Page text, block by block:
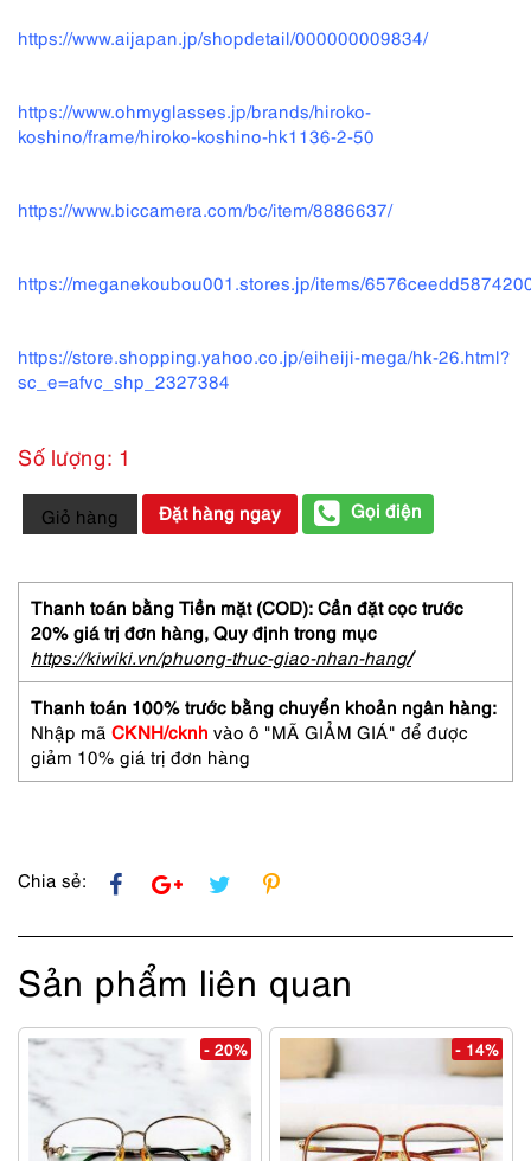
https://www.aijapan.jp/shopdetail/000000009834/
https://www.ohmyglasses.jp/brands/hiroko-
koshino/frame/hiroko-koshino-hk1136-2-50
https://www.biccamera.com/bc/item/8886637/
https://meganekoubou001.stores.jp/items/
https://store.shopping.yahoo.co.jp/eiheiji-mega/hk-26.html?
sc_e=afvc_shp_2327384
Số lượng: 1
5864-
Gọng
nữ/nam-
Đã
sử
dụng-
HIROKO
KOSHINO
HK20062
eyeglasses
frame
Giỏ hàng Đặt hàng ngay Gọi điện
Thanh toán bằng Tiền mặt (COD): Cần đặt cọc trước
20% giá trị đơn hàng, Quy định trong mục
https://kiwiki.vn/phuong-thuc-giao-nhan-hang/
Thanh toán 100% trước bằng chuyển khoản ngân hàng:
Nhập mã CKNH/cknh vào ô "MÃ GIẢM GIÁ" để được
giảm 10% giá trị đơn hàng
Chia sẻ:
Sản phẩm liên quan
- 20% - 14%